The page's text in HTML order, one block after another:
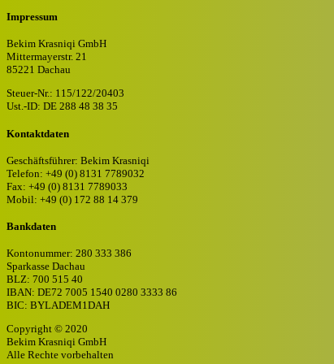
Impressum
Bekim Krasniqi GmbH
Mittermayerstr. 21
85221 Dachau
Steuer-Nr.: 115/122/20403
Ust.-ID: DE 288 48 38 35
Kontaktdaten
Geschäftsführer: Bekim Krasniqi
Telefon: +49 (0) 8131 7789032
Fax: +49 (0) 8131 7789033
Mobil: +49 (0) 172 88 14 379
Bankdaten
Kontonummer: 280 333 386
Sparkasse Dachau
BLZ: 700 515 40
IBAN: DE72 7005 1540 0280 3333 86
BIC: BYLADEM1DAH
Copyright © 2020
Bekim Krasniqi GmbH
Alle Rechte vorbehalten